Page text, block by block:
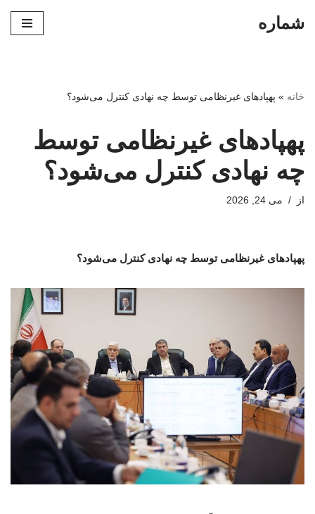
شماره
خانه » پهپادهای غیرنظامی توسط چه نهادی کنترل می‌شود؟
پهپادهای غیرنظامی توسط
چه نهادی کنترل می‌شود؟
از می 24, 2026
پهپادهای غیرنظامی توسط چه نهادی کنترل می‌شود؟